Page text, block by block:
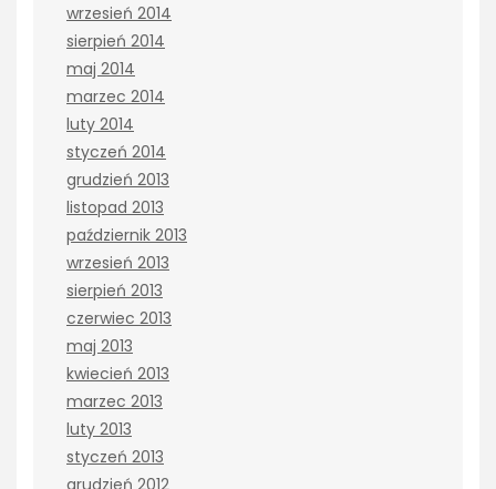
wrzesień 2014
sierpień 2014
maj 2014
marzec 2014
luty 2014
styczeń 2014
grudzień 2013
listopad 2013
październik 2013
wrzesień 2013
sierpień 2013
czerwiec 2013
maj 2013
kwiecień 2013
marzec 2013
luty 2013
styczeń 2013
grudzień 2012